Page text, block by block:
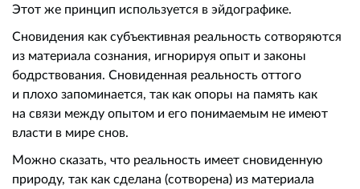
Этот же принцип используется в эйдографике.
Сновидения как субъективная реальность сотворяются
из материала сознания, игнорируя опыт и законы
бодрствования. Сновиденная реальность оттого
и плохо запоминается, так как опоры на память как
на связи между опытом и его понимаемым не имеют
власти в мире снов.
Можно сказать, что реальность имеет сновиденную
природу, так как сделана (сотворена) из материала